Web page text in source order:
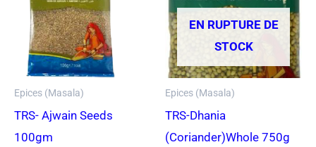
Epices (Masala)
TRS- Ajwain Seeds
100gm
EN RUPTURE DE
STOCK
Epices (Masala)
TRS-Dhania
(Coriander)Whole 750g